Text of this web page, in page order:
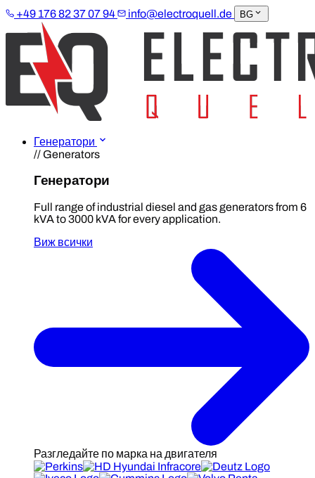
+49 176 82 37 07 94 info@electroquell.de BG
Генератори
// Generators
Генератори
Full range of industrial diesel and gas generators from 6
kVA to 3000 kVA for every application.
Виж всички
Разгледайте по марка на двигателя